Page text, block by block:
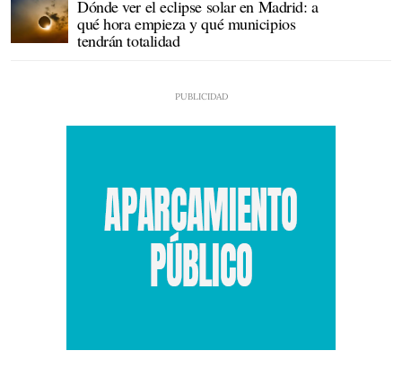
Dónde ver el eclipse solar en Madrid: a
qué hora empieza y qué municipios
tendrán totalidad